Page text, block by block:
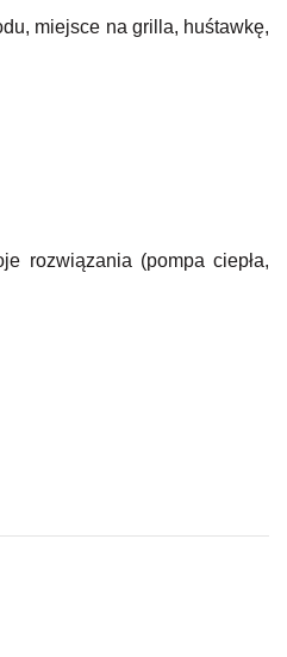
miejsce na grilla, huśtawkę,
rozwiązania (pompa ciepła,